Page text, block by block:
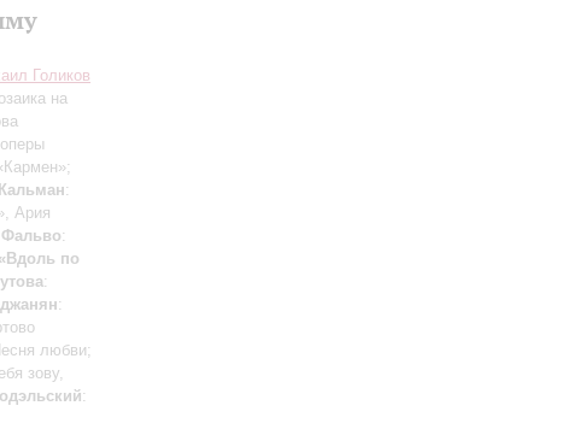
Голиков
на
Кальман:
Ария
Фальво:
«Вдоль по
:
:
любви;
зову,
: